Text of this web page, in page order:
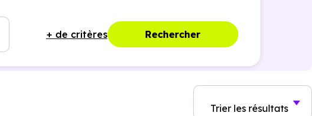
+ de critères Rechercher
Trier les résultats